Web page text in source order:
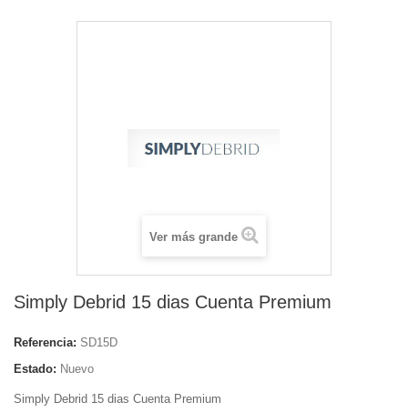
Ver más grande
Simply Debrid 15 dias Cuenta Premium
Referencia: SD15D
Estado: Nuevo
Simply Debrid 15 dias Cuenta Premium